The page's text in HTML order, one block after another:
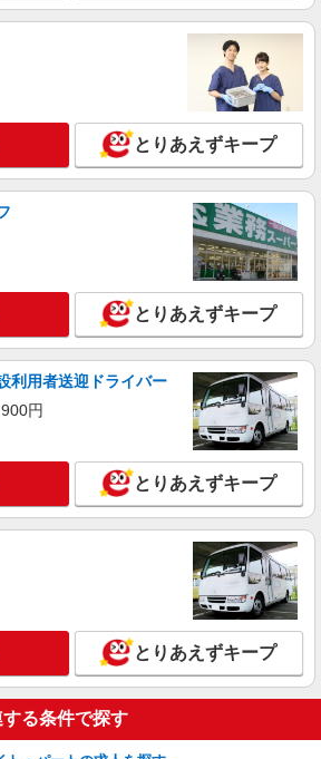
とりあえずキープ
とりあえずキープ
利用者送迎ドライバー
円
とりあえずキープ
とりあえずキープ
る条件で探す